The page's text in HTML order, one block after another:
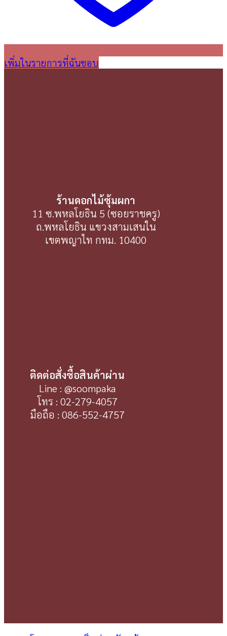
เพิ่มในรายการที่ฉันชอบ
ร้านดอกไม้ซุ้มผกา
11 ซ.พหลโยธิน 5 (ซอยราชครู)
ถ.พหลโยธิน แขวงสามเสนใน
เขตพญาไท กทม. 10400
ติดต่อสั่งซื้อสินค้าผ่าน
Line : @soompaka
โทร : 02-279-4057
มือถือ : 086-552-4757